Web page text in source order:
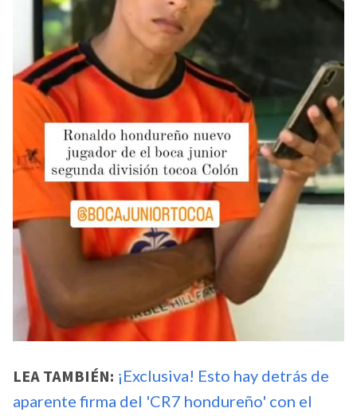
LEA TAMBIÉN: ¡Exclusiva! Esto hay detrás de
aparente firma del 'CR7 hondureño' con el